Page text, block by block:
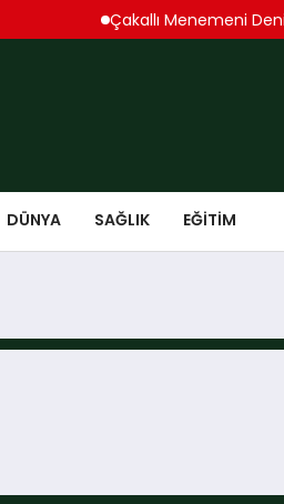
Çakallı Menemeni
DÜNYA SAĞLIK EĞITIM